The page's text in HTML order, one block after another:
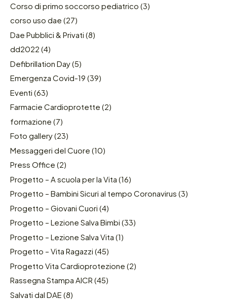
Corso di primo soccorso pediatrico (3)
corso uso dae (27)
Dae Pubblici & Privati (8)
dd2022 (4)
Defibrillation Day(5)
Emergenza Covid-19 (39)
Eventi (63)
Farmacie Cardioprotette (2)
formazione (7)
Foto gallery(23)
Messaggeri del Cuore (10)
Press Office (2)
Progetto – A scuola per la Vita (16)
Progetto – Bambini Sicuri al tempo Coronavirus (3)
Progetto – Giovani Cuori (4)
Progetto – Lezione Salva Bimbi (33)
Progetto – Lezione Salva Vita (1)
Progetto – Vita Ragazzi (45)
Progetto Vita Cardioprotezione (2)
Rassegna Stampa AICR (45)
Salvati dal DAE (8)